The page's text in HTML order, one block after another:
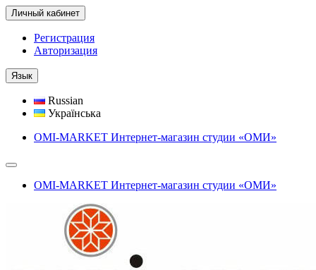
Личный кабинет
Регистрация
Авторизация
Язык
Russian
Українська
OMI-MARKET Интернет-магазин студии «ОМИ»
OMI-MARKET Интернет-магазин студии «ОМИ»